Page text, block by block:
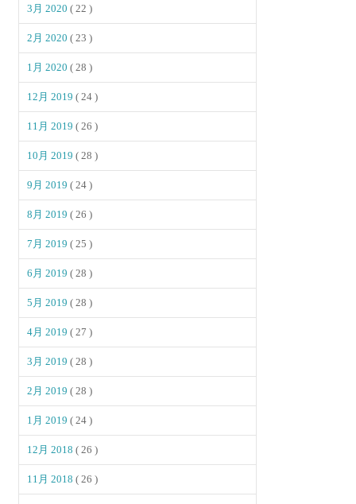
3月 2020( 22 )
2月 2020( 23 )
1月 2020( 28 )
12月 2019( 24 )
11月 2019( 26 )
10月 2019( 28 )
9月 2019( 24 )
8月 2019( 26 )
7月 2019( 25 )
6月 2019( 28 )
5月 2019( 28 )
4月 2019( 27 )
3月 2019( 28 )
2月 2019( 28 )
1月 2019( 24 )
12月 2018( 26 )
11月 2018( 26 )